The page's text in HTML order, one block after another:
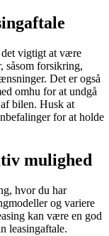
det vigtigt at være
såsom forsikring,
Det er også
omhu for at undgå
bilen. Husk at
for at holde
mulighed
hvor du har
og variere
kan være en god
leasingaftale.